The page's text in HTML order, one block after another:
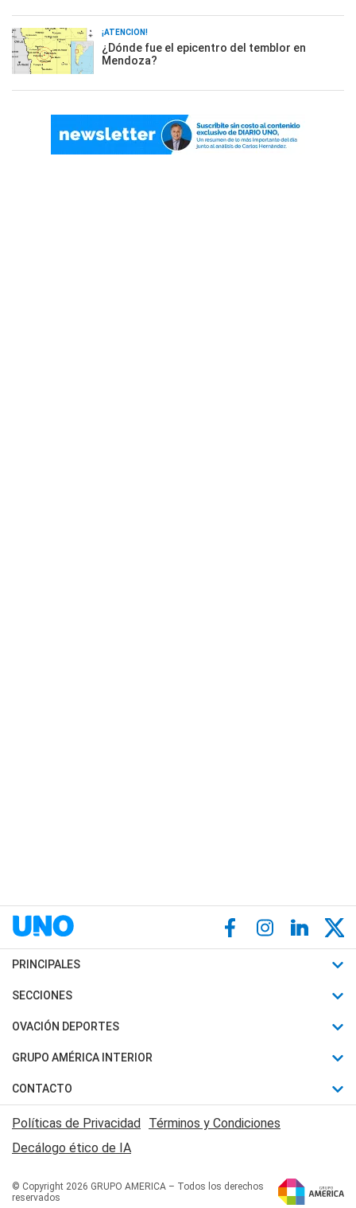
¡ATENCIÓN!
¿Dónde fue el epicentro del temblor en
Mendoza?
PRINCIPALES
Últimas Noticias
Política
Judiciales
Economia
SECCIONES
Horóscopo
Motores
Trucos caseros
Series y Películas
Edictos y Solicitadas
OVACIÓN DEPORTES
Fútbol
Mundial
Automovilismo
Rugby
Básquet
GRUPO AMÉRICA INTERIOR
Canal 7 en Vivo
San Juan 8
CONTACTO
Acerca de Nosotros
Contactanos
Políticas de Privacidad Términos y Condiciones
Decálogo ético de IA
© Copyright 2026 GRUPO AMERICA – Todos los derechos
reservados